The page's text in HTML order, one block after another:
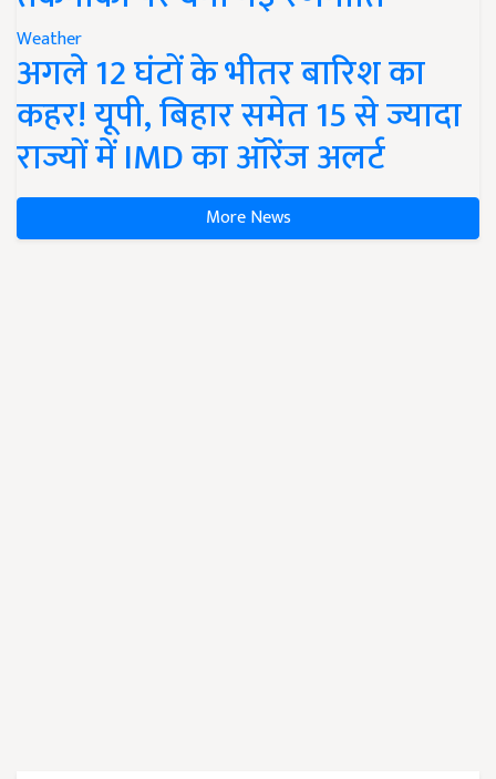
Weather
अगले 12 घंटों के भीतर बारिश का
कहर! यूपी, बिहार समेत 15 से ज्यादा
राज्यों में IMD का ऑरेंज अलर्ट
More News